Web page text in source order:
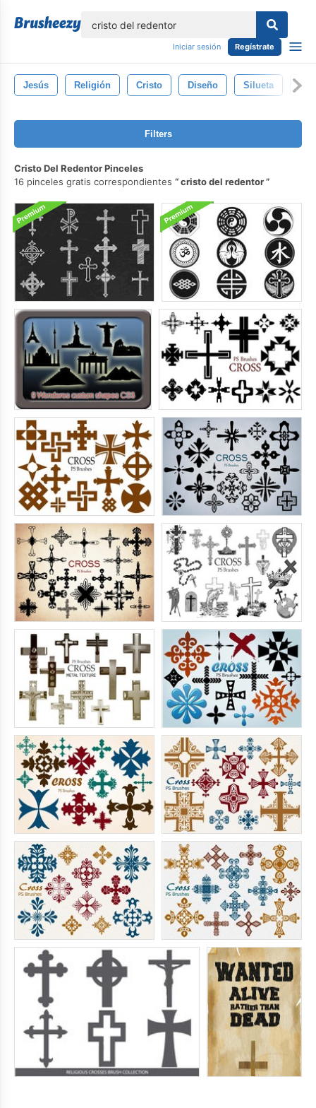
Iniciar sesión Regístrate
Jesús Religión Cristo Diseño Silueta
Filters
Cristo Del Redentor Pinceles
16 pinceles gratis correspondientes
cristo del redentor